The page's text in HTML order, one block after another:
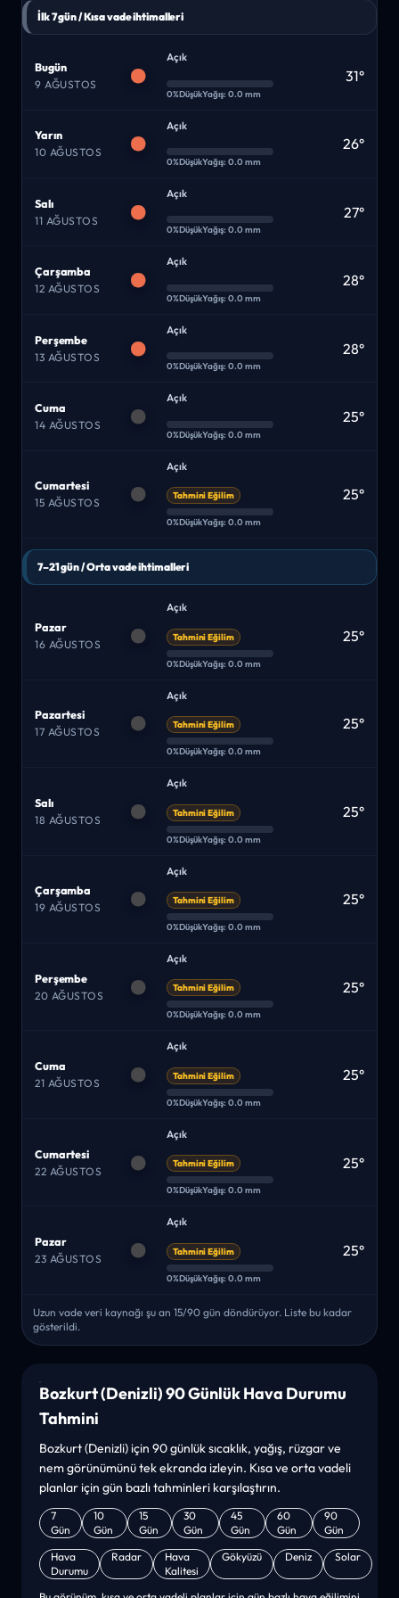
İlk 7 gün / Kısa vade ihtimalleri
Bugün
9 AĞUSTOS
Açık
0%DüşükYağış: 0.0 mm
31°
Yarın
10 AĞUSTOS
Açık
0%DüşükYağış: 0.0 mm
26°
Salı
11 AĞUSTOS
Açık
0%DüşükYağış: 0.0 mm
27°
Çarşamba
12 AĞUSTOS
Açık
0%DüşükYağış: 0.0 mm
28°
Perşembe
13 AĞUSTOS
Açık
0%DüşükYağış: 0.0 mm
28°
Cuma
14 AĞUSTOS
Açık
0%DüşükYağış: 0.0 mm
25°
Cumartesi
15 AĞUSTOS
Açık
Tahmini Eğilim
0%DüşükYağış: 0.0 mm
25°
7–21 gün / Orta vade ihtimalleri
Pazar
16 AĞUSTOS
Açık
Tahmini Eğilim
0%DüşükYağış: 0.0 mm
25°
Pazartesi
17 AĞUSTOS
Açık
Tahmini Eğilim
0%DüşükYağış: 0.0 mm
25°
Salı
18 AĞUSTOS
Açık
Tahmini Eğilim
0%DüşükYağış: 0.0 mm
25°
Çarşamba
19 AĞUSTOS
Açık
Tahmini Eğilim
0%DüşükYağış: 0.0 mm
25°
Perşembe
20 AĞUSTOS
Açık
Tahmini Eğilim
0%DüşükYağış: 0.0 mm
25°
Cuma
21 AĞUSTOS
Açık
Tahmini Eğilim
0%DüşükYağış: 0.0 mm
25°
Cumartesi
22 AĞUSTOS
Açık
Tahmini Eğilim
0%DüşükYağış: 0.0 mm
25°
Pazar
23 AĞUSTOS
Açık
Tahmini Eğilim
0%DüşükYağış: 0.0 mm
25°
Uzun vade veri kaynağı şu an 15/90 gün döndürüyor. Liste bu kadar
gösterildi.
Bozkurt (Denizli) 90 Günlük Hava Durumu
Tahmini
Bozkurt (Denizli) için 90 günlük sıcaklık, yağış, rüzgar ve
nem görünümünü tek ekranda izleyin. Kısa ve orta vadeli
planlar için gün bazlı tahminleri karşılaştırın.
7
Gün
10
Gün
15
Gün
30
Gün
45
Gün
60
Gün
90
Gün
Hava
Durumu
Radar
Hava
Kalitesi
Gökyüzü Deniz Solar